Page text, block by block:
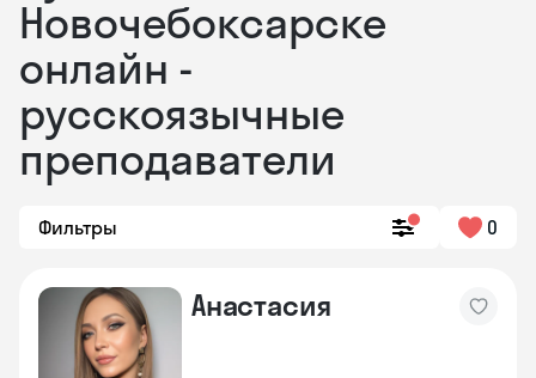
Новочебоксарске
онлайн -
русскоязычные
преподаватели
Фильтры 0
Анастасия